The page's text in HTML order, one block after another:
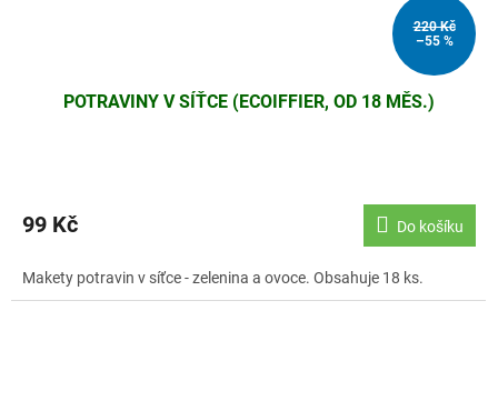
220 Kč
–55 %
POTRAVINY V SÍŤCE (ECOIFFIER, OD 18 MĚS.)
99 Kč Do košíku
Makety potravin v síťce - zelenina a ovoce. Obsahuje 18 ks.